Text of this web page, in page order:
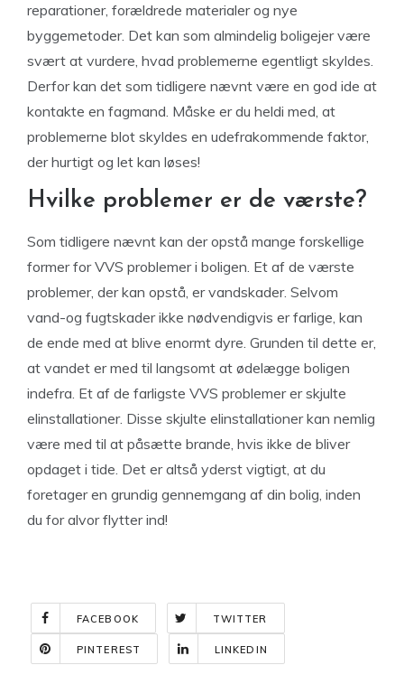
reparationer, forældrede materialer og nye
byggemetoder. Det kan som almindelig boligejer være
svært at vurdere, hvad problemerne egentligt skyldes.
Derfor kan det som tidligere nævnt være en god ide at
kontakte en fagmand. Måske er du heldi med, at
problemerne blot skyldes en udefrakommende faktor,
der hurtigt og let kan løses!
Hvilke problemer er de værste?
Som tidligere nævnt kan der opstå mange forskellige
former for VVS problemer i boligen. Et af de værste
problemer, der kan opstå, er vandskader. Selvom
vand-og fugtskader ikke nødvendigvis er farlige, kan
de ende med at blive enormt dyre. Grunden til dette er,
at vandet er med til langsomt at ødelægge boligen
indefra. Et af de farligste VVS problemer er skjulte
elinstallationer. Disse skjulte elinstallationer kan nemlig
være med til at påsætte brande, hvis ikke de bliver
opdaget i tide. Det er altså yderst vigtigt, at du
foretager en grundig gennemgang af din bolig, inden
du for alvor flytter ind!
FACEBOOK TWITTER
PINTEREST LINKEDIN